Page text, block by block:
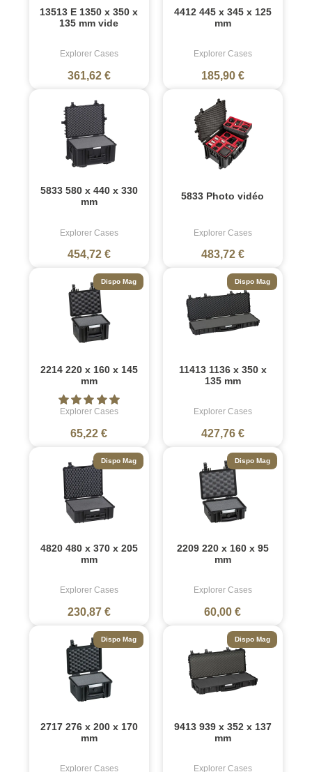
13513 E 1350 x 350 x
135 mm vide
Explorer Cases
361,62 €
4412 445 x 345 x 125
mm
Explorer Cases
185,90 €
5833 580 x 440 x 330
mm
Explorer Cases
454,72 €
5833 Photo vidéo
Explorer Cases
483,72 €
2214 220 x 160 x 145
mm
Explorer Cases
65,22 €
Dispo Mag
11413 1136 x 350 x
135 mm
Explorer Cases
427,76 €
Dispo Mag
4820 480 x 370 x 205
mm
Explorer Cases
230,87 €
Dispo Mag
2209 220 x 160 x 95
mm
Explorer Cases
60,00 €
Dispo Mag
2717 276 x 200 x 170
mm
Explorer Cases
Dispo Mag
9413 939 x 352 x 137
mm
Explorer Cases
Dispo Mag